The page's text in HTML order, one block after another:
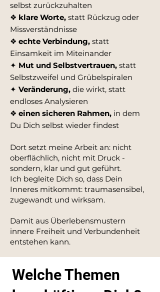
selbst zurückzuhalten
❖ klare Worte, statt Rückzug oder
Missverständnisse
❖ echte Verbindung, statt
Einsamkeit im Miteinander
✦ Mut und Selbstvertrauen, statt
Selbstzweifel und Grübelspiralen
✦ Veränderung, die wirkt, statt
endloses Analysieren
❖ einen sicheren Rahmen, in dem
Du Dich selbst wieder findest
Dort setzt meine Arbeit an: nicht
oberflächlich, nicht mit Druck -
sondern, klar und gut geführt.
Ich begleite Dich so, dass Dein
Inneres mitkommt: traumasensibel,
zugewandt und wirksam.
Damit aus Überlebensmustern
innere Freiheit und Verbundenheit
entstehen kann.
Welche Themen